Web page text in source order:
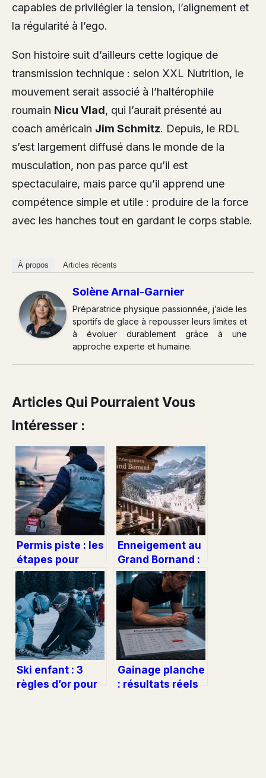
capables de privilégier la tension, l’alignement et
la régularité à l’ego.
Son histoire suit d’ailleurs cette logique de
transmission technique : selon XXL Nutrition, le
mouvement serait associé à l’haltérophile
roumain Nicu Vlad, qui l’aurait présenté au
coach américain Jim Schmitz. Depuis, le RDL
s’est largement diffusé dans le monde de la
musculation, non pas parce qu’il est
spectaculaire, mais parce qu’il apprend une
compétence simple et utile : produire de la force
avec les hanches tout en gardant le corps stable.
À propos Articles récents
Solène Arnal-Garnier
Préparatrice physique passionnée, j’aide les
sportifs de glace à repousser leurs limites et
à évoluer durablement grâce à une
approche experte et humaine.
Articles Qui Pourraient Vous
Intéresser :
Permis piste : les
étapes pour
obtenir votre
habilitation et
circuler sur le
tarmac
Enneigement au
Grand Bornand :
état des pistes,
accès et
conseils
pratiques
Ski enfant : 3
règles d’or pour
Gainage planche
: résultats réels